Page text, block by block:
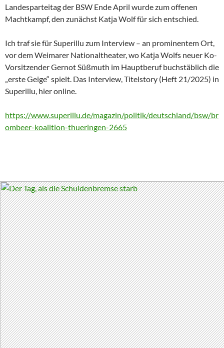
Landesparteitag der BSW Ende April wurde zum offenen
Machtkampf, den zunächst Katja Wolf für sich entschied.
Ich traf sie für Superillu zum Interview – an prominentem Ort,
vor dem Weimarer Nationaltheater, wo Katja Wolfs neuer Ko-
Vorsitzender Gernot Süßmuth im Hauptberuf buchstäblich die
„erste Geige“ spielt. Das Interview, Titelstory (Heft 21/2025) in
Superillu, hier online.
https://www.superillu.de/magazin/politik/deutschland/bsw/br
ombeer-koalition-thueringen-2665